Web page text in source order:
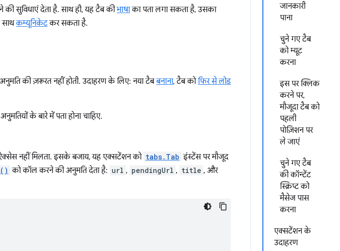
जानकारी
पाना
चुने गए टैब
को म्यूट
करना
इस पर क्लिक
करने पर,
मौजूदा टैब को
पहली
पोज़िशन पर
ले जाएं
चुने गए टैब
की कॉन्टेंट
स्क्रिप्ट को
मैसेज पास
करना
एक्सटेंशन के
उदाहरण
सुविधाएं देता है. साथ ही, यह टैब कीभाषाका पता लगा सकता है, उसका
साथकम्यूनिकेटकर सकता है.
की ज़रूरत नहीं होती. उदाहरण के लिए: नया टैबबनाना, टैब कोफिर से लोड
के बारे में पता होना चाहिए.
नहीं मिलता. इसके बजाय, यह एक्सटेंशन को tabs.Tab इंस्टेंस पर मौजूद
को कॉल करने की अनुमति देता है: url , pendingUrl , title , और